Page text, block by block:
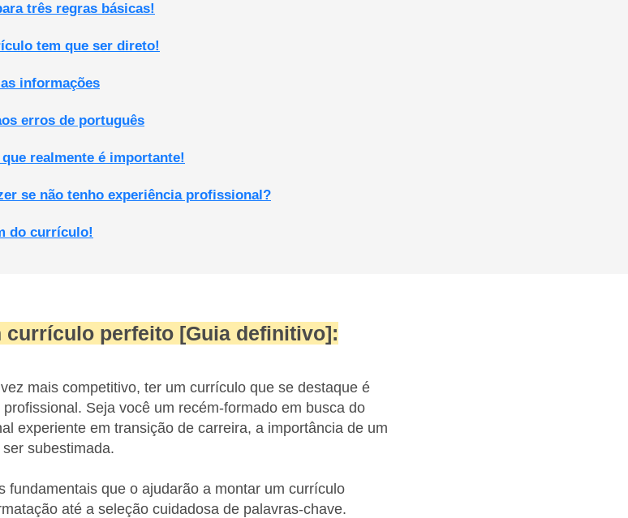
três regras básicas!
tem que ser direto!
informações
erros de português
realmente é importante!
se não tenho experiência profissional?
do currículo!
currículo perfeito [Guia definitivo]:
mais competitivo, ter um currículo que se destaque é
Seja você um recém-formado em busca do
experiente em transição de carreira, a importância de um
subestimada.
fundamentais que o ajudarão a montar um currículo
até a seleção cuidadosa de palavras-chave.